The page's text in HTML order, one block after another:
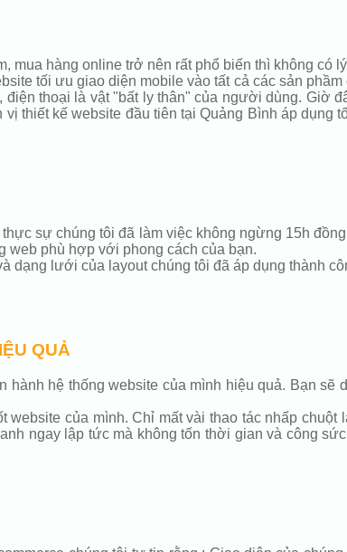
mua hàng online trở nên rất phổ biến thì không có
tối ưu giao diện mobile vào tất cả các sản
thoại là vật "bất ly thân" của người dùng. Giờ
thiết kế website đầu tiên tại Quảng Bình áp dụng
sự chúng tôi đã làm việc không ngừng 15h
web phù hợp với phong cách của bạn.
dạng lưới của layout chúng tôi đã áp dụng thành
QUẢ
hệ thống website của mình hiệu quả. Bạn sẽ
của mình. Chỉ mất vài thao tác nhấp
ngay lập tức mà không tốn thời gian và công